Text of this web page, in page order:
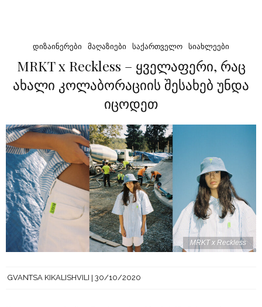
ᲓᲘᲖᲐᲘᲜᲔᲠᲔᲑᲘ ᲛᲐᲦᲐᲖᲘᲔᲑᲘ ᲡᲐᲥᲐᲠᲗᲕᲔᲚᲝ ᲡᲘᲐᲮᲚᲔᲔᲑᲘ
MRKT x Reckless – ყველაფერი, რაც
ახალი კოლაბორაციის შესახებ უნდა
იცოდეთ
MRKT x Reckless
GVANTSA KIKALISHVILI 30/10/2020